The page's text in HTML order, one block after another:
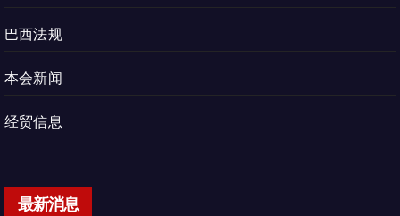
巴西法规
本会新闻
经贸信息
最新消息